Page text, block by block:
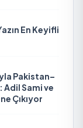
En Keyifli
Pakistan–
Adil Sami ve
Çıkıyor